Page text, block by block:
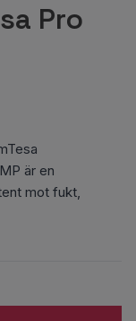
Pro
är en
mot fukt,